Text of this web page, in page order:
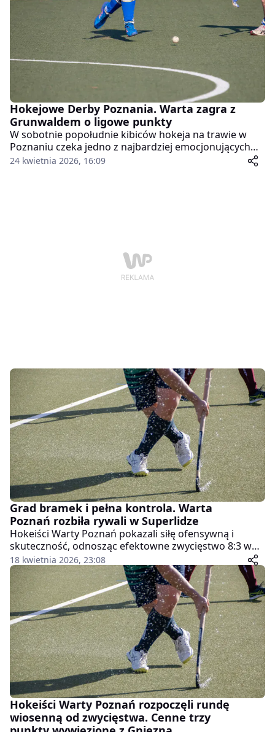
Hokejowe Derby Poznania. Warta zagra z
Grunwaldem o ligowe punkty
W sobotnie popołudnie kibiców hokeja na trawie w
Poznaniu czeka jedno z najbardziej emocjonujących
spotkań sezonu. W ramach 10. kolejki Hokej Superligi
24 kwietnia 2026, 16:09
Grad bramek i pełna kontrola. Warta
Poznań rozbiła rywali w Superlidze
Hokeiści Warty Poznań pokazali siłę ofensywną i
skuteczność, odnosząc efektowne zwycięstwo 8:3 w
kolejnym meczu Hokej Superligi. Spotkanie od
pierwszych minut dostarczyło kibicom wielu emocji, a
gospodarze konsekwentnie budowali swoją przewagę,
nie pozostawiając rywalom większych szans w
decydujących fragmentach gry.
18 kwietnia 2026, 23:08
Hokeiści Warty Poznań rozpoczęli rundę
wiosenną od zwycięstwa. Cenne trzy